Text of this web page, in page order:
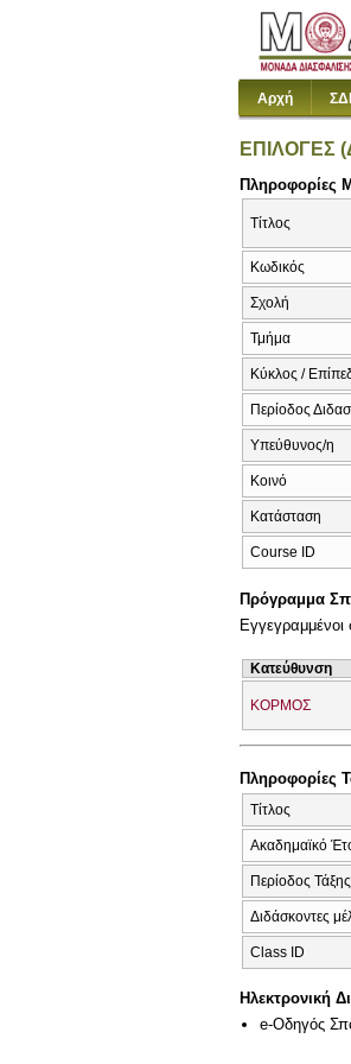
Αρχή
ΕΠΙΛΟΓΕΣ
Πληροφορίες
Τίτλος
Κωδικός
Σχολή
Τμήμα
Κύκλος /
Περίοδος
Υπεύθυνος/η
Κοινό
Κατάσταση
Course ID
Πρόγραμμα
Εγγεγραμμένοι
Κατεύθυνση
ΚΟΡΜΟΣ
Πληροφορίες
Τίτλος
Ακαδημαϊκό
Περίοδος Τάξης
Διδάσκοντες
Class ID
Ηλεκτρονική
e-Οδηγός